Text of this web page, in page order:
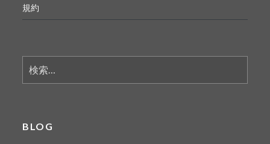
規約
索:
BLOG